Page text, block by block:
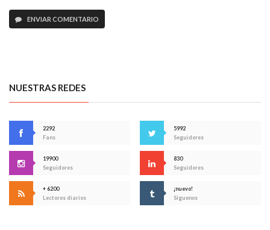
ENVIAR COMENTARIO
NUESTRAS REDES
2292
Fans
5992
Seguidores
19900
Seguidores
830
Seguidores
+ 6200
Lectores diarios
¡nuevo!
Síguenos